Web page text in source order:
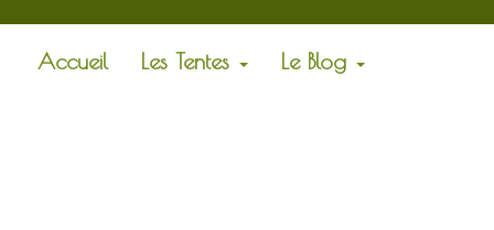
Accueil Les Tentes Le Blog